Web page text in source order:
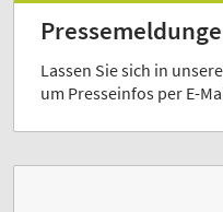
Lassen Sie sich in
um Presseinfos per E-